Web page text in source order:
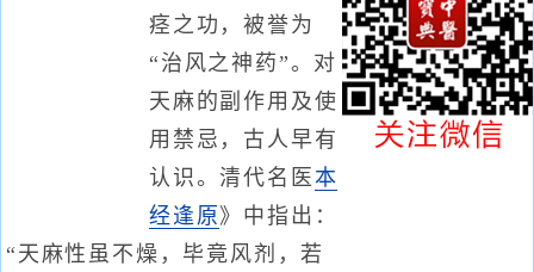
痉之功，被誉为
“治风之神药”。对
天麻的副作用及使
用禁忌，古人早有
认识。清代名医本
经逢原》中指出：
“天麻性虽不燥，毕竟风剂，若